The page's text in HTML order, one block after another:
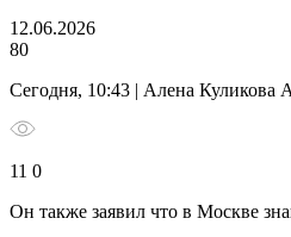
12.06.2026
80
Сегодня, 10:43 | Алена Куликова
11 0
Он также заявил что в Москве